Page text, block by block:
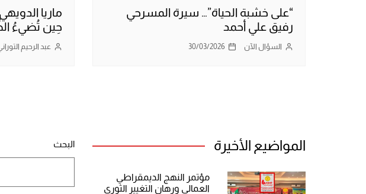
“على خشبة الحياة”… سيرة المسرحي
رفيق علي أحمد
السؤال الآن 30/03/2026
ماريا
حِين تُضيءُ
عبد الرحيم
المواضيع الأخيرة
مؤتمر النهج الديمقراطي
العمالي ورهان التغيير الثوري
البحث